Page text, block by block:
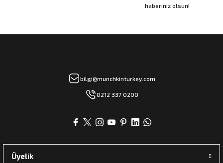
haberiniz olsun!
bilgi@munchkinturkey.com
0212 337 0200
Üyelik